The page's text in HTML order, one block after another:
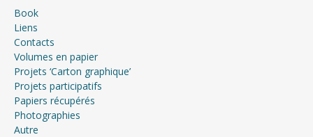
Book
Liens
Contacts
Volumes en papier
Projets ‘Carton graphique’
Projets participatifs
Papiers récupérés
Photographies
Autre